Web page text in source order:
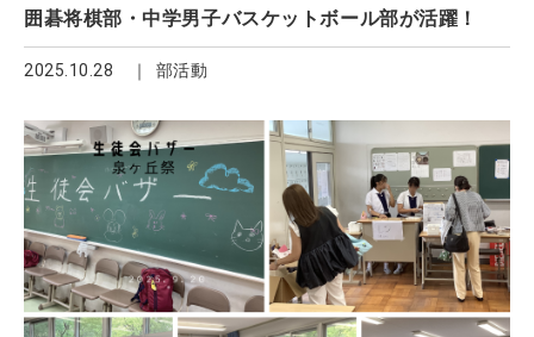
囲碁将棋部・中学男子バスケットボール部が活躍！
2025.10.28 部活動